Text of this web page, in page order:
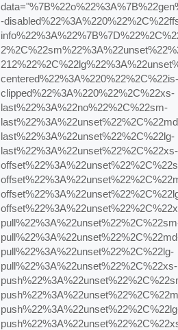
-
clipped%22%3A%220%22%2C%22xs-
last%22%3A%22no%22%2C%22sm-
last%22%3A%22unset%22%2C%22lg-
last%22%3A%22unset%22%2C%22xs-
pull%22%3A%22unset%22%2C%22lg-
pull%22%3A%22unset%22%2C%22xs-